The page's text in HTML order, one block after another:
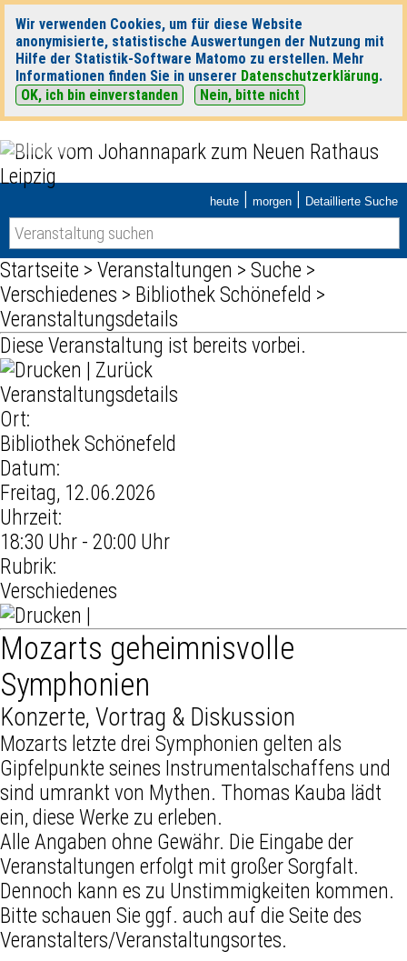
Wir verwenden Cookies, um für diese Website
anonymisierte, statistische Auswertungen der Nutzung mit
Hilfe der Statistik-Software Matomo zu erstellen. Mehr
Informationen finden Sie in unserer Datenschutzerklärung.
OK, ich bin einverstanden
Nein, bitte nicht
heute | morgen | Detaillierte Suche
Startseite > Veranstaltungen > Suche >
Verschiedenes > Bibliothek Schönefeld >
Veranstaltungsdetails
Diese Veranstaltung ist bereits vorbei.
Zurück
Veranstaltungsdetails
Ort:
Bibliothek Schönefeld
Datum:
Freitag, 12.06.2026
Uhrzeit:
18:30 Uhr - 20:00 Uhr
Rubrik:
Verschiedenes
Mozarts geheimnisvolle
Symphonien
Konzerte, Vortrag & Diskussion
Mozarts letzte drei Symphonien gelten als
Gipfelpunkte seines Instrumentalschaffens und
sind umrankt von Mythen. Thomas Kauba lädt
ein, diese Werke zu erleben.
Alle Angaben ohne Gewähr. Die Eingabe der
Veranstaltungen erfolgt mit großer Sorgfalt.
Dennoch kann es zu Unstimmigkeiten kommen.
Bitte schauen Sie ggf. auch auf die Seite des
Veranstalters/Veranstaltungsortes.